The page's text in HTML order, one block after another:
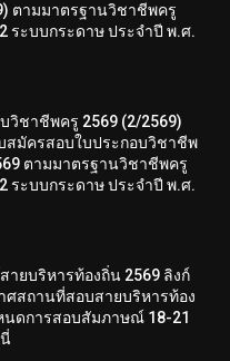
ตามมาตรฐานวิชาชีพครู
ระบบกระดาษ ประจำปี พ.ศ.
วิชาชีพครู 2569 (2/2569)
สมัครสอบใบประกอบวิชาชีพ
ตามมาตรฐานวิชาชีพครู
ระบบกระดาษ ประจำปี พ.ศ.
ยบริหารท้องถิ่น 2569 ลิงก์
ศสถานที่สอบสายบริหารท้อง
นดการสอบสัมภาษณ์ 18-21